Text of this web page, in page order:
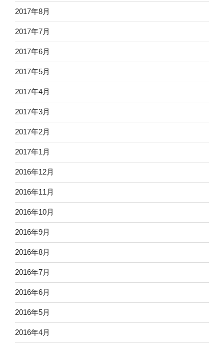
2017年8月
2017年7月
2017年6月
2017年5月
2017年4月
2017年3月
2017年2月
2017年1月
2016年12月
2016年11月
2016年10月
2016年9月
2016年8月
2016年7月
2016年6月
2016年5月
2016年4月